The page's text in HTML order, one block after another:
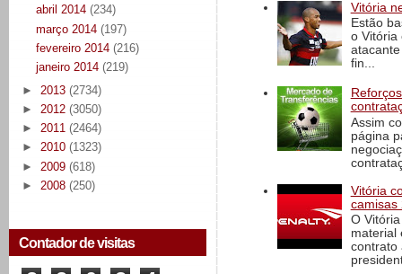
abril 2014 (234)
março 2014 (197)
fevereiro 2014 (216)
janeiro 2014 (219)
► 2013 (2734)
► 2012 (3050)
► 2011 (2464)
► 2010 (1323)
► 2009 (618)
► 2008 (250)
Contador de visitas
Vitória
Estão
o Vitória
fin...
Assim
página
Vitória
camisas
O
material
contrato